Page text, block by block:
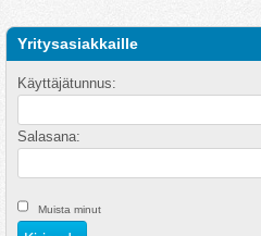
Yritysasiakkaille
Käyttäjätunnus:
Salasana:
Muista minut